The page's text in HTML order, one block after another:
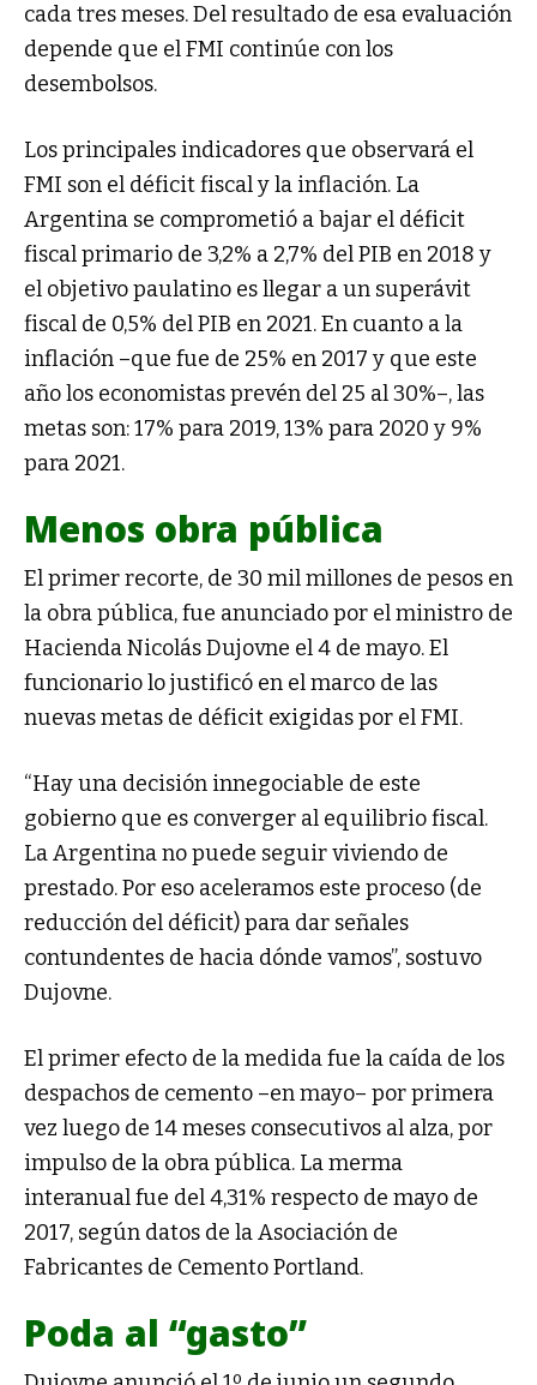
cada tres meses. Del resultado de esa evaluación
depende que el FMI continúe con los
desembolsos.
Los principales indicadores que observará el
FMI son el déficit fiscal y la inflación. La
Argentina se comprometió a bajar el déficit
fiscal primario de 3,2% a 2,7% del PIB en 2018 y
el objetivo paulatino es llegar a un superávit
fiscal de 0,5% del PIB en 2021. En cuanto a la
inflación –que fue de 25% en 2017 y que este
año los economistas prevén del 25 al 30%–, las
metas son: 17% para 2019, 13% para 2020 y 9%
para 2021.
Menos obra pública
El primer recorte, de 30 mil millones de pesos en
la obra pública, fue anunciado por el ministro de
Hacienda Nicolás Dujovne el 4 de mayo. El
funcionario lo justificó en el marco de las
nuevas metas de déficit exigidas por el FMI.
“Hay una decisión innegociable de este
gobierno que es converger al equilibrio fiscal.
La Argentina no puede seguir viviendo de
prestado. Por eso aceleramos este proceso (de
reducción del déficit) para dar señales
contundentes de hacia dónde vamos”, sostuvo
Dujovne.
El primer efecto de la medida fue la caída de los
despachos de cemento –en mayo– por primera
vez luego de 14 meses consecutivos al alza, por
impulso de la obra pública. La merma
interanual fue del 4,31% respecto de mayo de
2017, según datos de la Asociación de
Fabricantes de Cemento Portland.
Poda al “gasto”